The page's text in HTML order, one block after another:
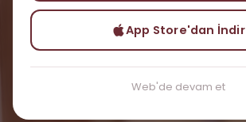
App Store'dan İndir
Web'de devam et